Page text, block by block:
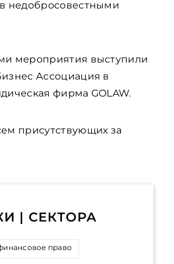
недобросовестными
мероприятия выступили
Ассоциация в
фирма GOLAW.
присутствующих за
| СЕКТОРА
право